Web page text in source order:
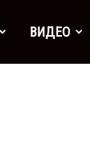
ВИДЕО